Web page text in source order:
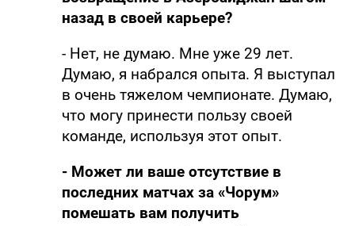
назад в своей карьере?
- Нет, не думаю. Мне уже 29 лет.
Думаю, я набрался опыта. Я выступал
в очень тяжелом чемпионате. Думаю,
что могу принести пользу своей
команде, используя этот опыт.
- Может ли ваше отсутствие в
последних матчах за «Чорум»
помешать вам получить